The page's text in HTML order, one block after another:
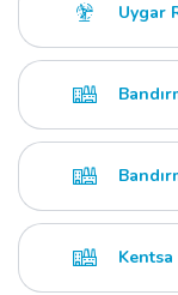
Uygar
Kentsa